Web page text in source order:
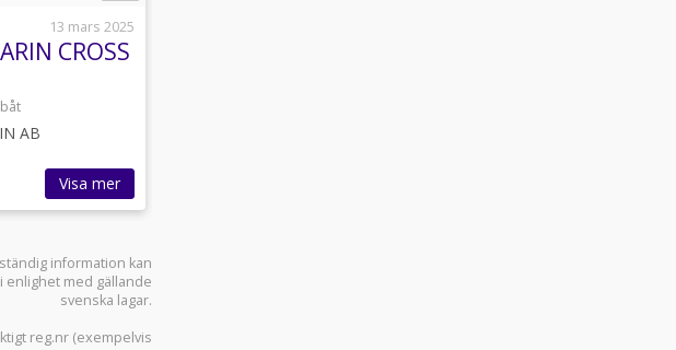
13 mars 2025
CROSS
AB
Visa mer
information kan
enlighet med gällande
svenska lagar.
reg.nr (exempelvis